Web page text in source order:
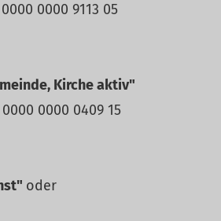
0000 9113 05
Kirche aktiv"
0000 0000 0409 15
oder